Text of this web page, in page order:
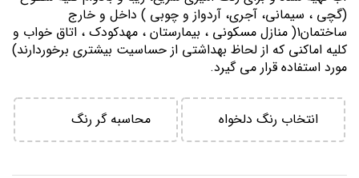
(گچی ، سیمانی، آجری، آردواز و چوبی ) داخل و خارج
ساختمان1( منازل مسكوني ، بيمارستان ، مهدكودك ، اتاق خواب و
كليه اماكني كه از لحاظ بهداشتي از حساسيت بيشتري برخوردارند)
مورد استفاده قرار می گیرد.
انتخاب رنگ دلخواه محاسبه گر رنگ